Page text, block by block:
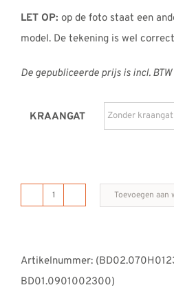
LET OP: op de foto staat een
model. De tekening is wel
De gepubliceerde prijs is incl.
KRAANGAT
B
Marino
Badkamermeubel
Toevoegen aan
Artikelnummer:
BD01.0901002300)